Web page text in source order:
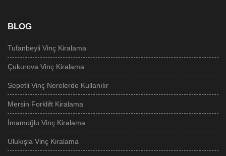
BLOG
Tufanbeyli‎ Vinç Kiralama
Çukurova Vinç Kiralama
Sepetli Vinç Nerelerde Kullanılır
Mersin Forklift Kiralama
İmamoğlu Vinç Kiralama
Ulukışla Vinç Kiralama